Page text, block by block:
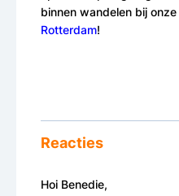
binnen wandelen bij onze
Rotterdam!
Reacties
Hoi Benedie,